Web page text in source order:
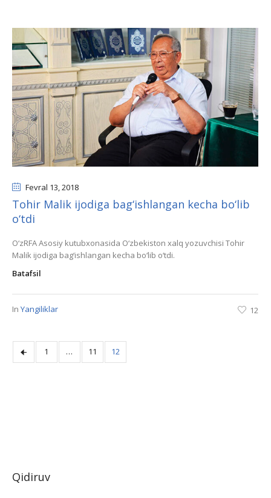
Fevral 13, 2018
Tohir Malik ijodiga bag‘ishlangan kecha bo‘lib
o‘tdi
O‘zRFA Asosiy kutubxonasida O‘zbekiston xalq yozuvchisi Tohir
Malik ijodiga bag‘ishlangan kecha bo‘lib o‘tdi.
Batafsil
In Yangiliklar 12
1 … 11 12
Qidiruv